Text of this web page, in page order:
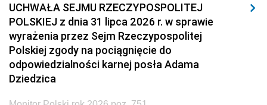
UCHWAŁA SEJMU RZECZYPOSPOLITEJ
POLSKIEJ z dnia 31 lipca 2026 r. w sprawie
wyrażenia przez Sejm Rzeczypospolitej
Polskiej zgody na pociągnięcie do
odpowiedzialności karnej posła Adama
Dziedzica